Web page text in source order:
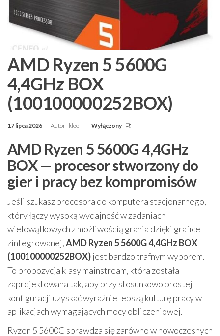
AMD Ryzen 5 5600G
4,4GHz BOX
(100100000252BOX)
17 lipca 2026 Autor kleo Wyłączony
AMD Ryzen 5 5600G 4,4GHz
BOX — procesor stworzony do
gier i pracy bez kompromisów
Jeśli szukasz procesora do komputera stacjonarnego,
który łączy wysoką wydajność w zadaniach
wielowątkowych z możliwością grania dzięki grafice
zintegrowanej,AMD Ryzen 5 5600G 4,4GHz BOX
(100100000252BOX)jest bardzo trafnym wyborem.
To propozycja klasy mainstream, która została
zaprojektowana tak, aby przy stosunkowo prostej
konfiguracji uzyskać wyraźnie lepszą kulturę pracy w
aplikacjach wymagających mocy obliczeniowej.
Ryzen 5 5600G sprawdza się zarówno w nowoczesnych